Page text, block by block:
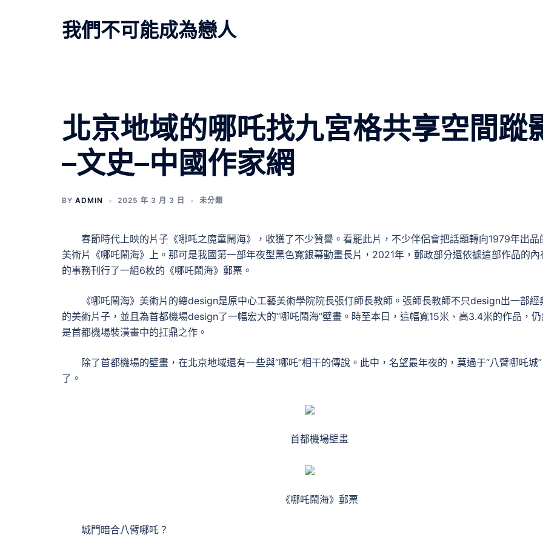
我們不可能成為戀人
北京地域的哪吒找九宮格共享空間蹤
–文史–中國作家網
BY ADMIN 2025 年 3 月 3 日 未分類
春節時代上映的片子《哪吒之魔童鬧海》，收獲了不少贊譽。看罷此片，不少伴侶會把話題轉向1979年出品
美術片《哪吒鬧海》上。那可是我國第一部年夜型黑色寬銀幕動畫長片，2021年，郵政部分還依據這部作品的內
的事務刊行了一組6枚的《哪吒鬧海》郵票。
《哪吒鬧海》美術片的總design是原中心工藝美術學院院長張仃師長教師。張師長教師不只design出一部經
的美術片子，並且為首都機場design了一幅宏大的“哪吒鬧海”壁畫。時至本日，這幅寬15米、高3.4米的作品，
是首都機場裝潢畫中的扛鼎之作。
除了首都機場的壁畫，在北京地域還有一些與“哪吒”相干的傳說。此中，名望最年夜的，莫過于“八臂哪吒城”
了。
首都機場壁畫
《哪吒鬧海》郵票
城門暗合八臂哪吒？